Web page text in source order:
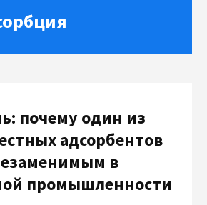
почему один из
адсорбентов
в
промышленности